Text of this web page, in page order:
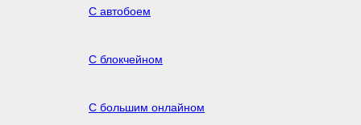
С автобоем
С блокчейном
С большим онлайном